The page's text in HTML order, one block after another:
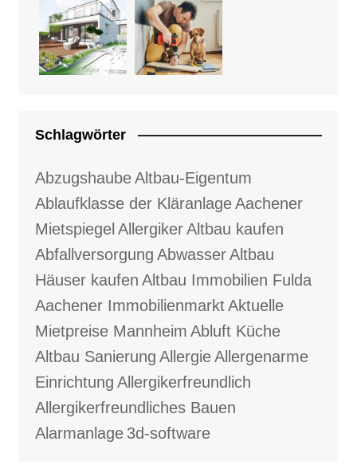
Schlagwörter
AbzugshaubeAltbau-Eigentum
Ablaufklasse der KläranlageAachener
Mietspiegel AllergikerAltbau kaufen
Abfallversorgung AbwasserAltbau
Häuser kaufen Altbau Immobilien Fulda
Aachener ImmobilienmarktAktuelle
Mietpreise Mannheim Abluft Küche
Altbau Sanierung AllergieAllergenarme
Einrichtung Allergikerfreundlich
Allergikerfreundliches Bauen
Alarmanlage 3d-software